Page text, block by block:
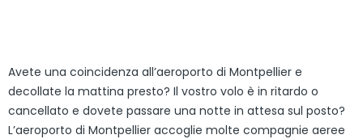
Avete una coincidenza all’aeroporto di Montpellier e
decollate la mattina presto? Il vostro volo è in ritardo o
cancellato e dovete passare una notte in attesa sul posto?
L’aeroporto di Montpellier accoglie molte compagnie aeree